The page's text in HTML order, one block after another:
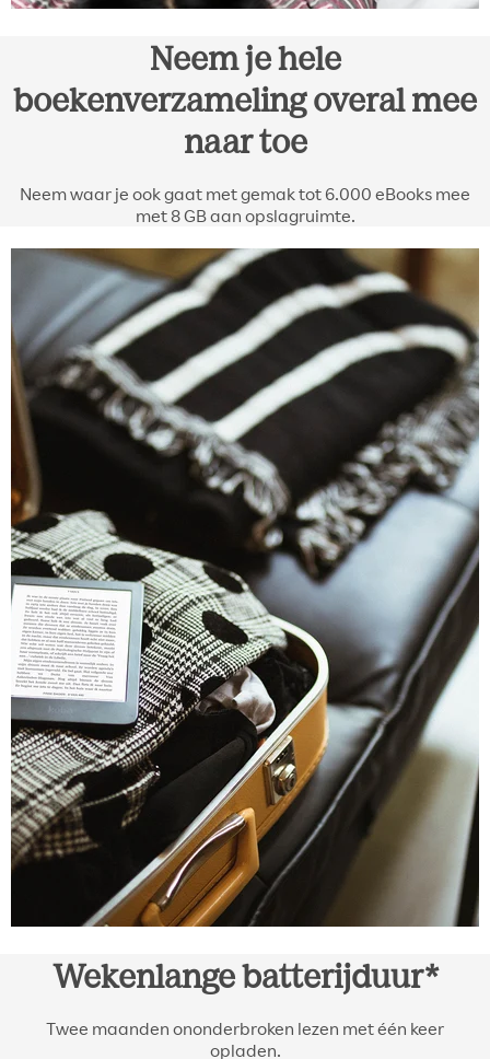
Neem je hele
boekenverzameling overal mee
naar toe
Neem waar je ook gaat met gemak tot 6.000 eBooks mee
met 8 GB aan opslagruimte.
Wekenlange batterijduur*
Twee maanden ononderbroken lezen met één keer
opladen.